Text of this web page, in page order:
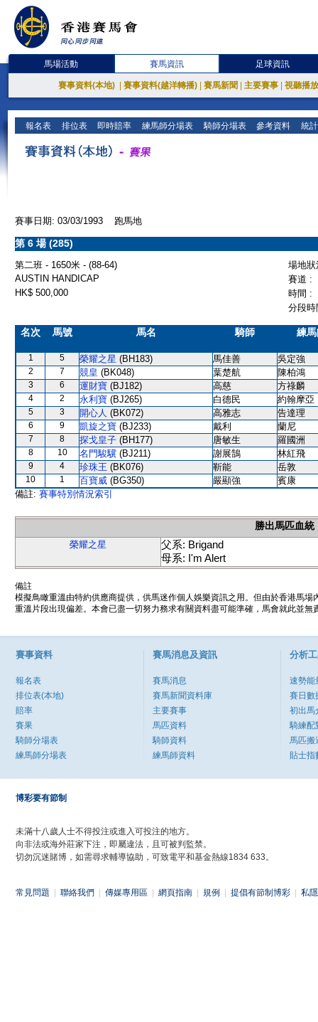
馬場活動 賽馬資訊 足球資訊
賽事資料(本地) 賽事資料(越洋轉播) 賽馬新聞 主要賽事 視聽播
報名表 排位表 即時賠率 練馬師分場表 騎師分場表 參考資料 統
賽事日期: 03/03/1993 跑馬地
第 6 場 (285)
第二班 - 1650米 - (88-64)
場地
AUSTIN HANDICAP
賽道 :
HK$ 500,000
時間 :
分段
名次 馬號 馬名 騎師 練
1 5 榮耀之星 (BH183) 馬佳善 吳定強
2 7 競皇 (BK048) 葉楚航 陳柏鴻
3 6 運財寶 (BJ182) 高慈 方祿麟
4 2 永利寶 (BJ265) 白德民 約翰摩亞
5 3 開心人 (BK072) 高雅志 告達理
6 9 凱旋之寶 (BJ233) 戴利 蘭尼
7 8 探戈皇子 (BH177) 唐敏生 羅國洲
8 10 名門駿驥 (BJ211) 謝展鵠 林紅飛
9 4 珍珠王 (BK076) 靳能 岳敦
10 1 百寶威 (BG350) 嚴顯強
賓康
備註: 賽事特別情況索引
勝出馬匹血統
榮耀之星
父系: Brigand
母系: I'm Alert
備註
模擬鳥瞰重溫由特約供應商提供，供馬迷作個人娛樂資訊之用。但由於香港馬
重溫片段出現偏差。本會已盡一切努力務求有關資料盡可能準確，馬會就此並
賽事資料
報名表
排位表(本地)
賠率
賽果
騎師分場表
練馬師分場表
賽馬消息及資訊
賽馬消息
賽馬新聞資料庫
主要賽事
馬匹資料
騎師資料
練馬師資料
分析
速勢能
賽日數
初出馬
騎練配
馬匹搬
貼士指
博彩要有節制
未滿十八歲人士不得投注或進入可投注的地方。
向非法或海外莊家下注，即屬違法，且可被判監禁。
切勿沉迷賭博，如需尋求輔導協助，可致電平和基金熱線1834 633。
常見問題 聯絡我們 傳媒專用區 網頁指南 規例 提倡有節制博彩 私